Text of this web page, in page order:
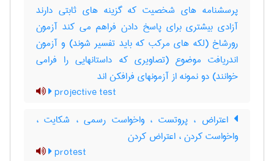
پرسشنامه های شخصیت که گزینه های ثابتی دارند
آزادی بیشتری برای پاسخ دادن فراهم می کند آزمون
رورشاخ (لکه های مرکب که باید تفسیر شوند) و آزمون
اندریافت موضوع (تصاویری که داستانهایی را فرامی
خوانند) دو نمونه از آزمونهای فرافکن اند
projective test
اعتراض ، پروتست ، واخواست رسمی ، شکایت ،
واخواست کردن ، اعتراض کردن
protest